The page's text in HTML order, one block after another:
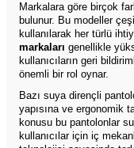
Markalara göre birçok
bulunur. Bu modeller
kullanılarak her türlü
markaları genellikle
kullanıcıların geri
önemli bir rol oynar.
Bazı suya dirençli
yapısına ve ergonomik
konusu bu pantolonlar
kullanıcılar için iç